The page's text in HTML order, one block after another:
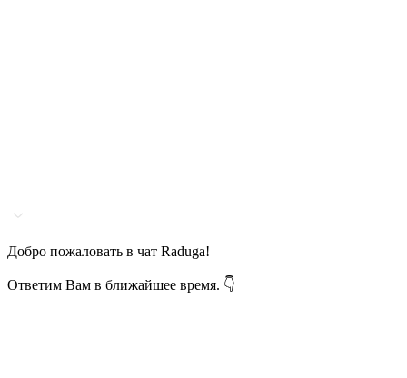
Добро пожаловать в чат Raduga!
Ответим Вам в ближайшее время. 👇